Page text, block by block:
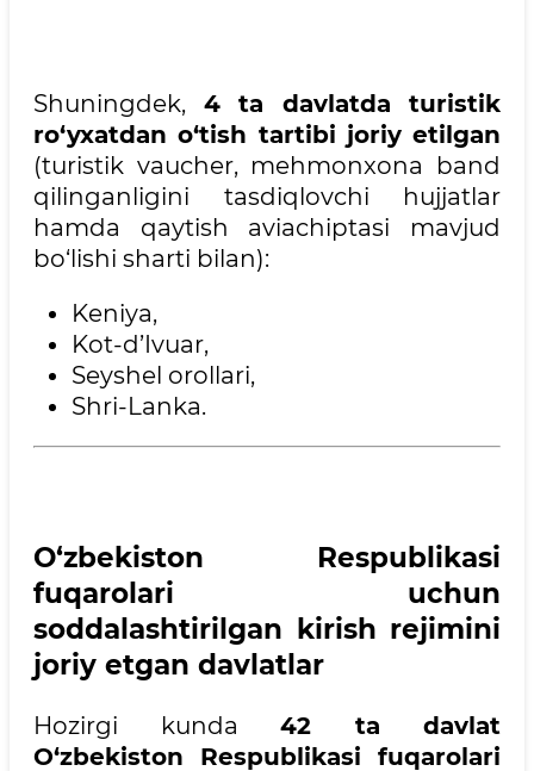
Shuningdek, 4 ta davlatda turistik
ro‘yxatdan o‘tish tartibi joriy etilgan
(turistik vaucher, mehmonxona band
qilinganligini tasdiqlovchi hujjatlar
hamda qaytish aviachiptasi mavjud
bo‘lishi sharti bilan):
Keniya,
Kot-d’Ivuar,
Seyshel orollari,
Shri-Lanka.
O‘zbekiston Respublikasi
fuqarolari uchun
soddalashtirilgan kirish rejimini
joriy etgan davlatlar
Hozirgi kunda 42 ta davlat
O‘zbekiston Respublikasi fuqarolari